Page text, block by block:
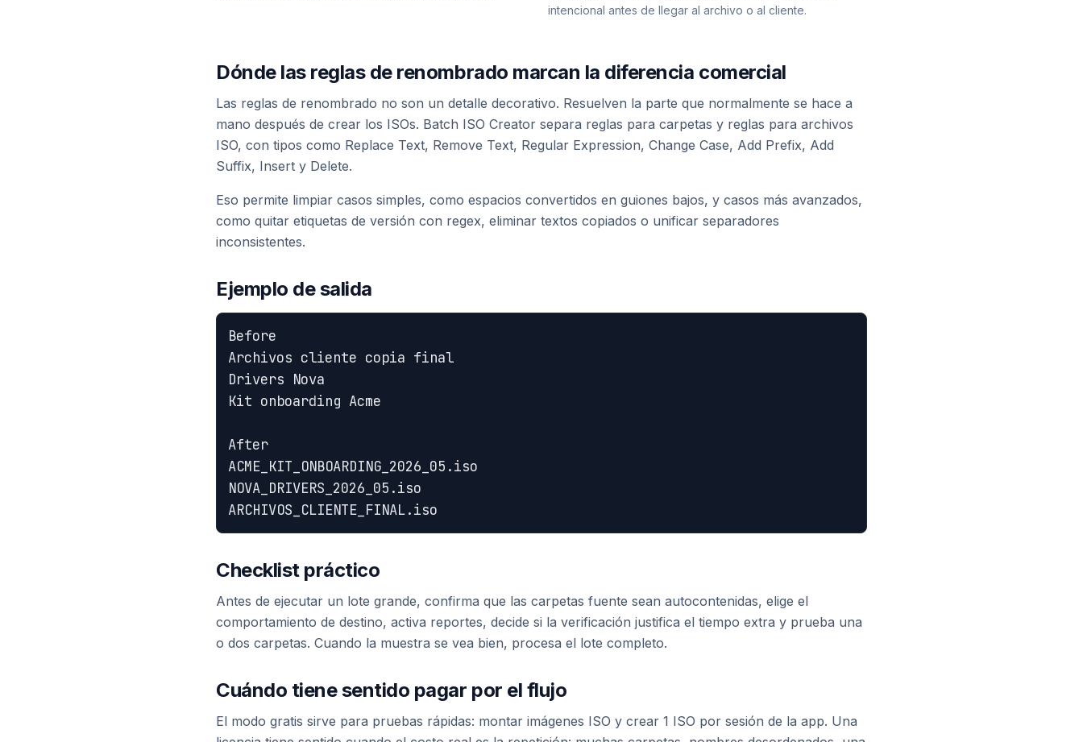
intencional antes de llegar al archivo o al cliente.
Dónde las reglas de renombrado marcan la diferencia comercial
Las reglas de renombrado no son un detalle decorativo. Resuelven la parte que normalmente se hace a
mano después de crear los ISOs. Batch ISO Creator separa reglas para carpetas y reglas para archivos
ISO, con tipos como Replace Text, Remove Text, Regular Expression, Change Case, Add Prefix, Add
Suffix, Insert y Delete.
Eso permite limpiar casos simples, como espacios convertidos en guiones bajos, y casos más avanzados,
como quitar etiquetas de versión con regex, eliminar textos copiados o unificar separadores
inconsistentes.
Ejemplo de salida
Before
Archivos cliente copia final
Drivers Nova
Kit onboarding Acme
After
ACME_KIT_ONBOARDING_2026_05.iso
NOVA_DRIVERS_2026_05.iso
Checklist práctico
Antes de ejecutar un lote grande, confirma que las carpetas fuente sean autocontenidas, elige el
comportamiento de destino, activa reportes, decide si la verificación justifica el tiempo extra y prueba una
o dos carpetas. Cuando la muestra se vea bien, procesa el lote completo.
Cuándo tiene sentido pagar por el flujo
El modo gratis sirve para pruebas rápidas: montar imágenes ISO y crear 1 ISO por sesión de la app. Una